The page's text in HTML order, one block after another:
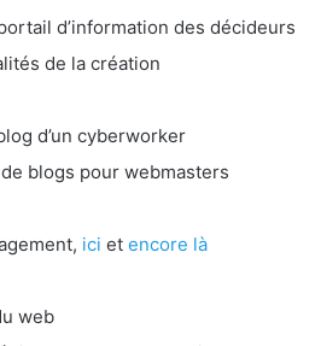
d’information des décideurs
de la création
d’un cyberworker
blogs pour webmasters
ici et encore là
web